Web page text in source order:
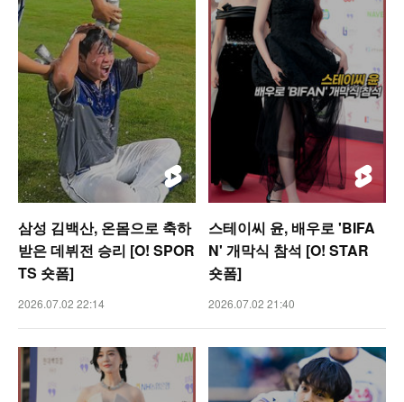
삼성 김백산, 온몸으로 축하
받은 데뷔전 승리 [O! SPOR
TS 숏폼]
2026.07.02 22:14
스테이씨 윤, 배우로 'BIFA
N' 개막식 참석 [O! STAR
숏폼]
2026.07.02 21:40